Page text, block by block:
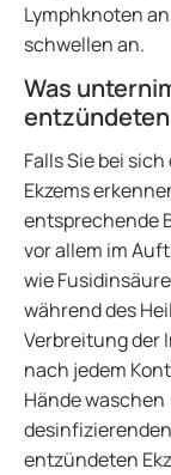
Lymphknoten
schwellen an.
Was
entzündeten
Falls Sie bei
Ekzems
entsprechende
vor allem im
wie
während des
Verbreitung der
nach jedem
Hände
entzündeten